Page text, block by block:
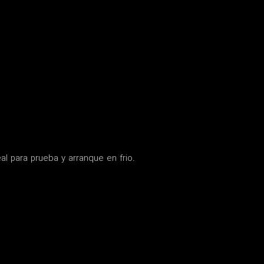
para prueba y arranque en frio.